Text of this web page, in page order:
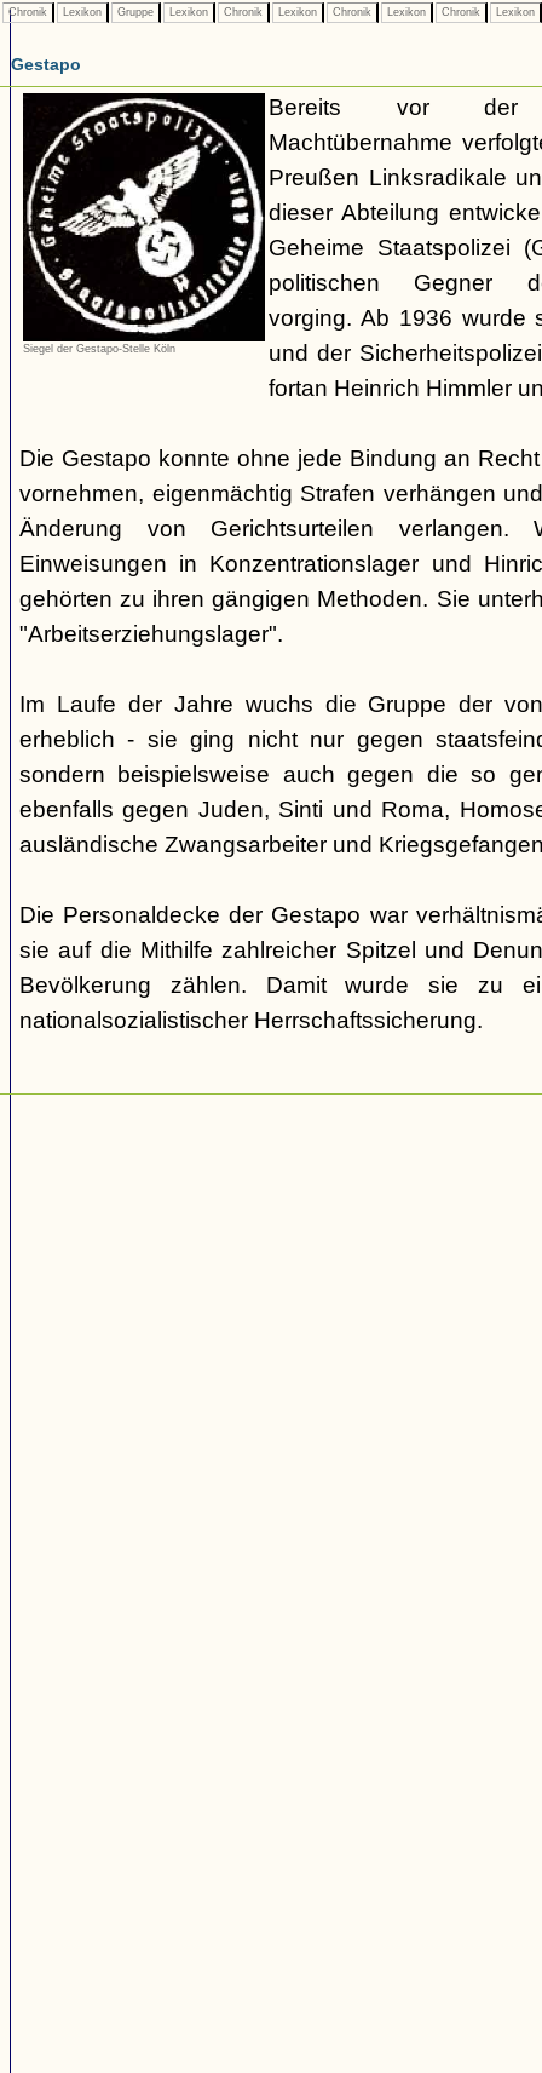
Chronik Lexikon Gruppe Lexikon Chronik Lexikon Chronik Lexikon Chronik Lexikon
Gestapo
Siegel der Gestapo-Stelle Köln
Bereits vor der
Machtübernahme
Preußen Linksradikale
dieser Abteilung
Geheime Staatspolizei
politischen Gegner
vorging. Ab 1936 wurde
und der
fortan Heinrich Himmler
Die Gestapo konnte ohne jede Bindung an
vornehmen, eigenmächtig Strafen verhängen
Änderung von Gerichtsurteilen verlangen.
Einweisungen in Konzentrationslager und
gehörten zu ihren gängigen Methoden. Sie
"Arbeitserziehungslager".
Im Laufe der Jahre wuchs die Gruppe der
erheblich - sie ging nicht nur gegen
sondern beispielsweise auch gegen die so
ebenfalls gegen Juden, Sinti und Roma,
ausländische Zwangsarbeiter und
Die Personaldecke der Gestapo war
sie auf die Mithilfe zahlreicher Spitzel und
Bevölkerung zählen. Damit wurde sie zu
nationalsozialistischer Herrschaftssicherung.